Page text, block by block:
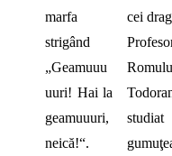
marfa
strigând
„Geamuuu
uuri! Hai la
geamuuuri,
neică!“.
cei
studiat
Braica
cartea
explică de
ce